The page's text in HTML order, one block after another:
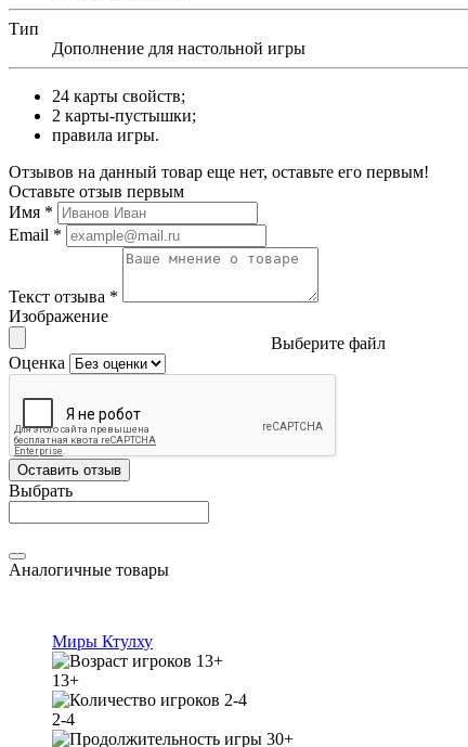
Тип
Дополнение для настольной игры
24 карты свойств;
2 карты-пустышки;
правила игры.
Отзывов на данный товар еще нет, оставьте его первым!
Оставьте отзыв первым
Имя *
Email *
Текст отзыва *
Изображение
Выберите файл
Оценка
Оставить отзыв
Выбрать
Аналогичные товары
Миры Ктулху
13+
2-4